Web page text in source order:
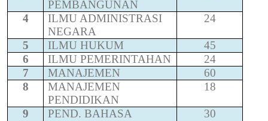
PEMBANGUNAN
4
ILMU ADMINISTRASI
NEGARA
24
5 ILMU HUKUM
45
6
ILMU PEMERINTAHAN
24
7
MANAJEMEN
60
8
MANAJEMEN
PENDIDIKAN
18
9
PEND. BAHASA
30